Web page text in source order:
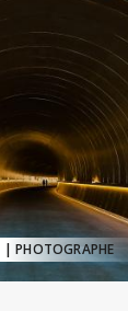
| PHOTOGRAPHE